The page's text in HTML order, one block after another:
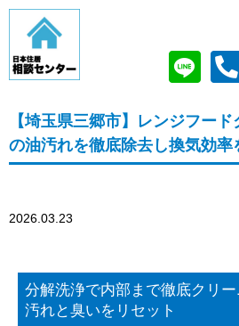
【埼玉県三郷市】レンジフー
の油汚れを徹底除去し換気効率
2026.03.23
分解洗浄で内部まで徹底クリ
汚れと臭いをリセット